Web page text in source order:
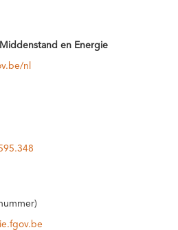
en Energie
nl